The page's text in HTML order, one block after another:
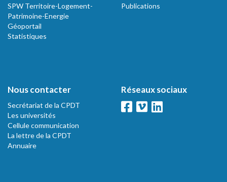
SPW Territoire-Logement-
Patrimoine-Energie
Géoportail
Statistiques
Publications
Nous contacter
Secrétariat de la CPDT
Les universités
Cellule communication
La lettre de la CPDT
Annuaire
Réseaux sociaux